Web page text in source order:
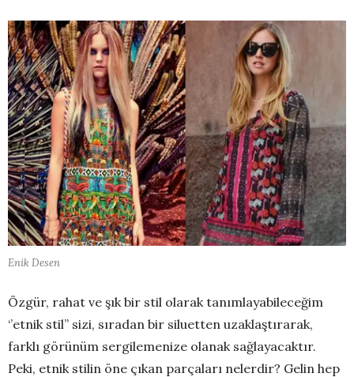
Enik Desen
Özgür, rahat ve şık bir stil olarak tanımlayabileceğim
‘’etnik stil’’ sizi, sıradan bir siluetten uzaklaştırarak,
farklı görünüm sergilemenize olanak sağlayacaktır.
Peki, etnik stilin öne çıkan parçaları nelerdir? Gelin hep